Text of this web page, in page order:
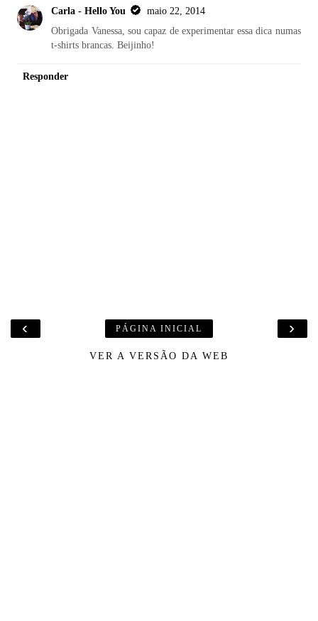
Carla - Hello You
maio 22, 2014
Obrigada Vanessa, sou capaz de experimentar essa dica numas
t-shirts brancas. Beijinho!
Responder
‹ ›
PÁGINA INICIAL
VER A VERSÃO DA WEB